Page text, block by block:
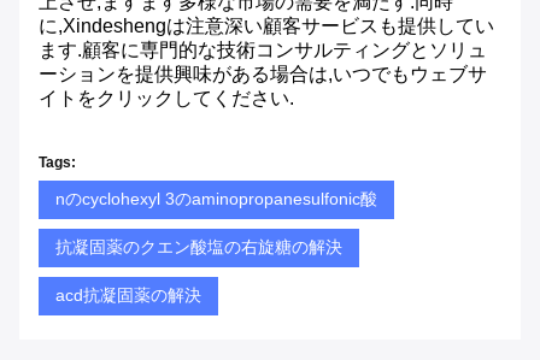
に,Xindeshengは注意深い顧客サービスも提供してい
ます.顧客に専門的な技術コンサルティングとソリュ
ーションを提供興味がある場合は,いつでもウェブサ
イトをクリックしてください.
Tags:
nのcyclohexyl 3のaminopropanesulfonic酸
抗凝固薬のクエン酸塩の右旋糖の解決
acd抗凝固薬の解決